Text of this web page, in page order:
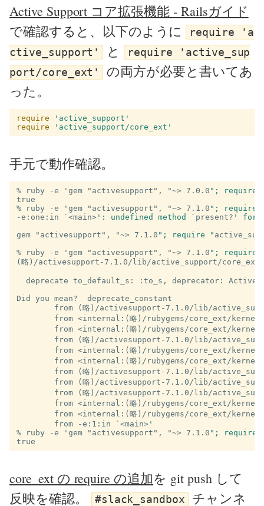
Active Support コア拡張機能 - Railsガイド
で確認すると、以下のように require 'a
ctive_support'
と require 'active_sup
port/core_ext'
の両方が必要と書いてあ
った。
require
'active_support'
require
'active_support/core_ext'
手元で動作確認。
% ruby -e 'gem "activesupport", "~> 7.0.0 "; require
% ruby -e 'gem "activesupport", "~> 7.1.0 "; require
-e:one:in `<main> ': undefined method ` present?
gem "activesupport", "~> 7.1.0 "; require "
% ruby -e 'gem "activesupport", "~> 7.1.0 "; require
(略)/activesupport-7.1.0/lib/active_support/
deprecate to_default_s: :to_s, deprecator:
from (略)/activesupport-7.1.0/lib/
from <internal:(略)/rubygems/core_ext/
from <internal:(略)/rubygems/core_ext/
from (略)/activesupport-7.1.0/lib/
from <internal:(略)/rubygems/core_ext/
from <internal:(略)/rubygems/core_ext/
from (略)/activesupport-7.1.0/lib/
from (略)/activesupport-7.1.0/lib/
from <internal:(略)/rubygems/core_ext/
from <internal:(略)/rubygems/core_ext/
	from -e:1:in `<main>
'
% ruby -e 'gem "activesupport", "~> 7.1.0 "; require
core_ext の require の追加を git push して
反映を確認。
#slack_sandbox チャンネ